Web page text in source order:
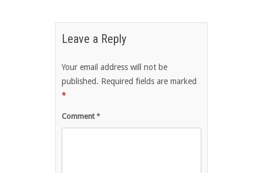
Leave a Reply
Your email address will not be
published. Required fields are marked
*
Comment*